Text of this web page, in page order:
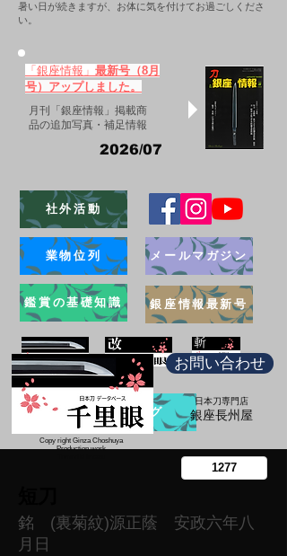
​暑い日が続きますが、お体に気を付けてお過ごしくださ
い。
「銀座情報」 最新号（8月
号）アップしました。
月刊「銀座情報」掲載商
品の追加写真・補足情報
2026/07
社外活動
業物位列
鑑賞の基礎知識
メールマガジン
銀座情報最新号
ブログ
お問い合わせ
日本刀専門店
​銀座長州屋
Copy right Ginza Choshuya
Production work
銘 (裏菊紋)源正蔭 安政六年八
月日